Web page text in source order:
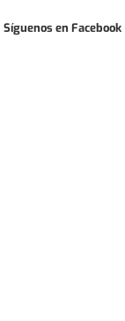
Síguenos en Facebook